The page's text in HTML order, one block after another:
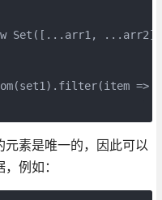
Set([...arr1,
素是唯一的，因此可以
例如：